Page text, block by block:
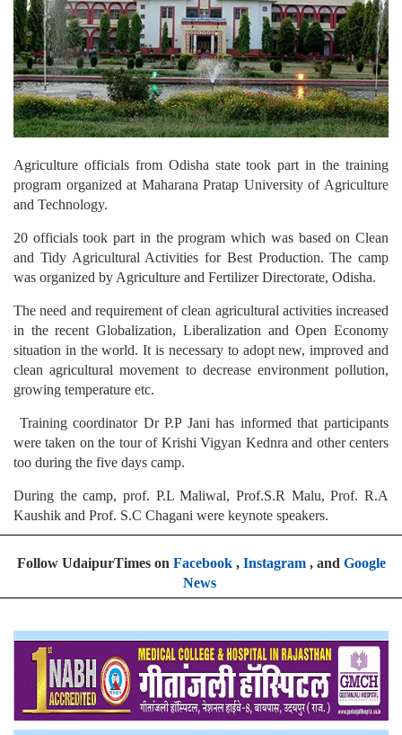
Agriculture officials from Odisha state took part in the training
program organized at Maharana Pratap University of Agriculture
and Technology.
20 officials took part in the program which was based on Clean
and Tidy Agricultural Activities for Best Production. The camp
was organized by Agriculture and Fertilizer Directorate, Odisha.
The need and requirement of clean agricultural activities increased
in the recent Globalization, Liberalization and Open Economy
situation in the world. It is necessary to adopt new, improved and
clean agricultural movement to decrease environment pollution,
growing temperature etc.
Training coordinator Dr P.P Jani has informed that participants
were taken on the tour of Krishi Vigyan Kednra and other centers
too during the five days camp.
During the camp, prof. P.L Maliwal, Prof.S.R Malu, Prof. R.A
Kaushik and Prof. S.C Chagani were keynote speakers.
Follow UdaipurTimes on Facebook, Instagram, and Google
News